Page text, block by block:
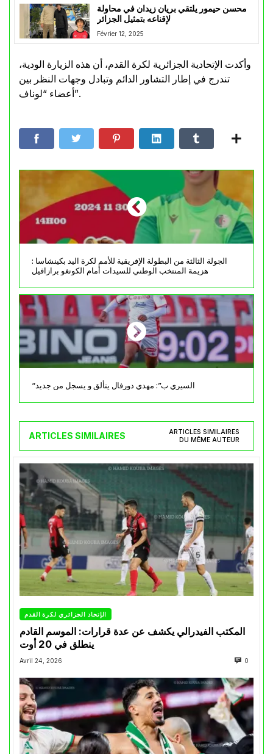
محسن حيمور يلتقي بريان زيدان في محاولة
لإقناعه بتمثيل الجزائر
Février 12, 2025
وأكدت الإتحادية الجزائرية لكرة القدم، أن هذه الزيارة الودية،
تندرج في إطار التشاور الدائم وتبادل وجهات النظر بين
أعضاء “لوناف”.
الجولة الثالثة من البطولة الإفريقية للأمم لكرة اليد بكينشاسا :
هزيمة المنتخب الوطني للسيدات أمام الكونغو برازافيل
“السيري ب”: مهدي دورفال يتألق و يسجل من جديد
ARTICLES SIMILAIRES
ARTICLES SIMILAIRES
DU MÊME AUTEUR
الإتحاد الجزائري لكرة القدم
المكتب الفيدرالي يكشف عن عدة قرارات: الموسم القادم
ينطلق في 20 أوت
Avril 24, 2026 0